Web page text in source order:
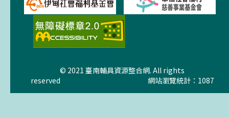
© 2021 臺南輔具資源整合網. All rights
reserved
網站瀏覽統計：1087